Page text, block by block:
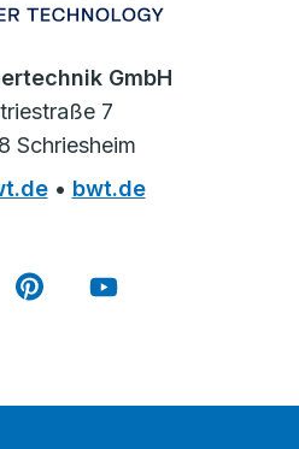
GmbH
7
Schriesheim
• bwt.de